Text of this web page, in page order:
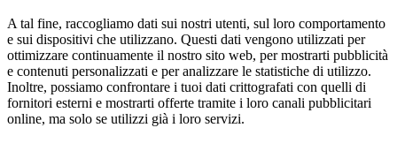
A tal fine, raccogliamo dati sui nostri utenti, sul loro comportamento
e sui dispositivi che utilizzano. Questi dati vengono utilizzati per
ottimizzare continuamente il nostro sito web, per mostrarti pubblicità
e contenuti personalizzati e per analizzare le statistiche di utilizzo.
Inoltre, possiamo confrontare i tuoi dati crittografati con quelli di
fornitori esterni e mostrarti offerte tramite i loro canali pubblicitari
online, ma solo se utilizzi già i loro servizi.